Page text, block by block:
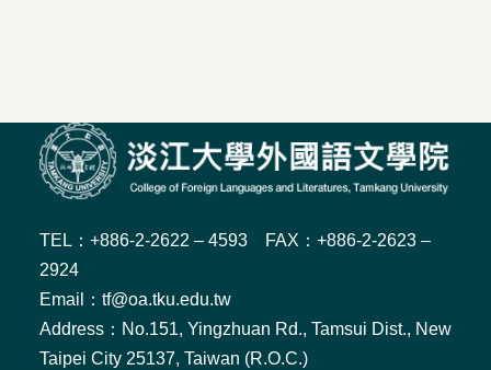
TEL：+886-2-2622 – 4593 FAX：+886-2-2623 –
2924
Email：tf@oa.tku.edu.tw
Address：No.151, Yingzhuan Rd., Tamsui Dist., New
Taipei City 25137, Taiwan (R.O.C.)